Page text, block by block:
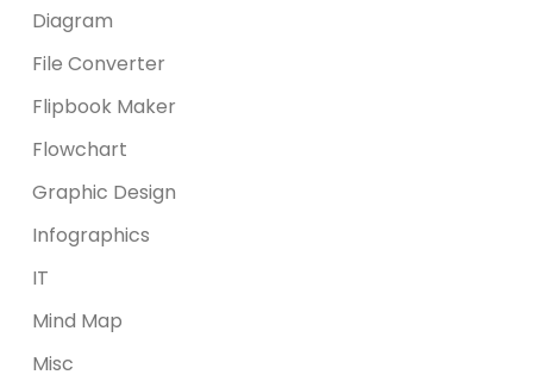
Diagram
File Converter
Flipbook Maker
Flowchart
Graphic Design
Infographics
IT
Mind Map
Misc